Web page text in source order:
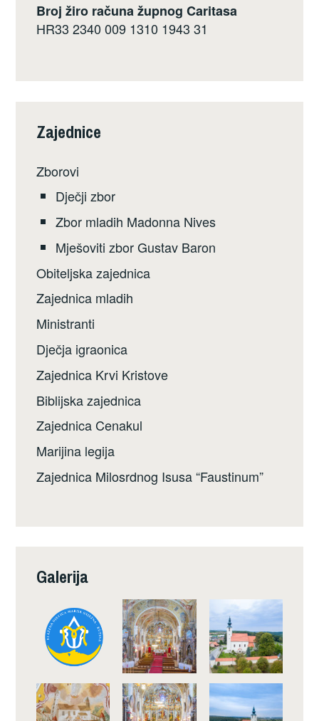
Broj žiro računa župnog Caritasa
HR33 2340 009 1310 1943 31
Zajednice
Zborovi
Dječji zbor
Zbor mladih Madonna Nives
Mješoviti zbor Gustav Baron
Obiteljska zajednica
Zajednica mladih
Ministranti
Dječja igraonica
Zajednica Krvi Kristove
Biblijska zajednica
Zajednica Cenakul
Marijina legija
Zajednica Milosrdnog Isusa “Faustinum”
Galerija